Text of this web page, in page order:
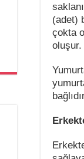
(adet)
çokta
oluşur.